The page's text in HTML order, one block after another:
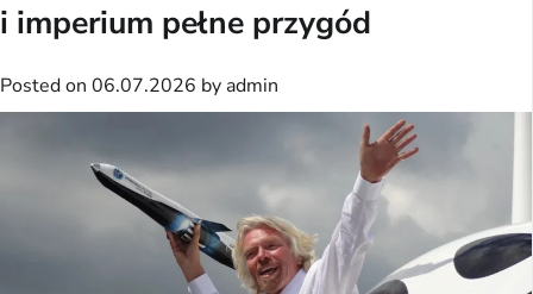
i imperium pełne przygód
Posted on 06.07.2026 by admin